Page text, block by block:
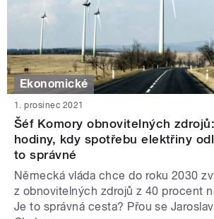
Ekonomické
1. prosinec 2021
Šéf Komory obnovitelných
hodiny, kdy spotřebu elektřiny
to správné
Německá vláda chce do roku 2030
z obnovitelných zdrojů z 40 procent
Je to správná cesta? Přou se